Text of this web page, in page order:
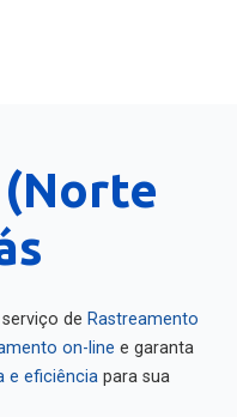
de Rastreamento
on-line e garanta
e eficiência para sua